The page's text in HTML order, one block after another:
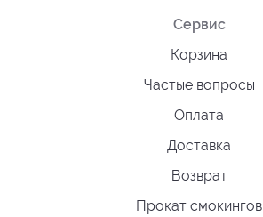
Сервис
Корзина
Частые вопросы
Оплата
Доставка
Возврат
Прокат смокингов